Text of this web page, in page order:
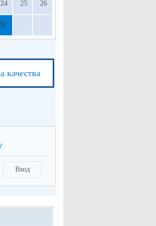
24 25 26
качества
Вход